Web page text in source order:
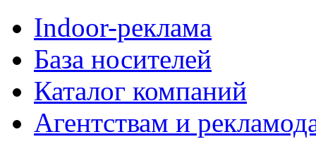
Indoor-реклама
База носителей
Каталог компаний
Агентствам и